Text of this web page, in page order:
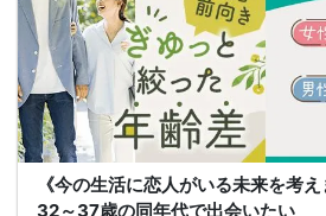
《今の生活に恋人がいる未来を考
32～37歳の同年代で出会いたい